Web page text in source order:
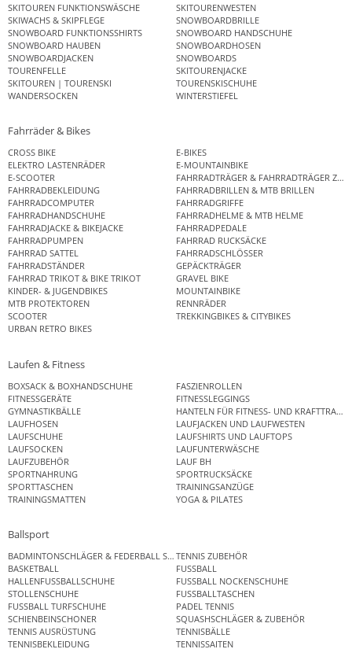
SKITOUREN FUNKTIONSWÄSCHE
SKITOURENWESTEN
SKIWACHS & SKIPFLEGE
SNOWBOARDBRILLE
SNOWBOARD FUNKTIONSSHIRTS
SNOWBOARD HANDSCHUHE
SNOWBOARD HAUBEN
SNOWBOARDHOSEN
SNOWBOARDJACKEN
SNOWBOARDS
TOURENFELLE
SKITOURENJACKE
SKITOUREN | TOURENSKI
TOURENSKISCHUHE
WANDERSOCKEN
WINTERSTIEFEL
Fahrräder & Bikes
CROSS BIKE
E-BIKES
ELEKTRO LASTENRÄDER
E-MOUNTAINBIKE
E-SCOOTER
FAHRRADTRÄGER & FAHRRADTRÄGER
FAHRRADBEKLEIDUNG
FAHRRADBRILLEN & MTB BRILLEN
FAHRRADCOMPUTER
FAHRRADGRIFFE
FAHRRADHANDSCHUHE
FAHRRADHELME & MTB HELME
FAHRRADJACKE & BIKEJACKE
FAHRRADPEDALE
FAHRRADPUMPEN
FAHRRAD RUCKSÄCKE
FAHRRAD SATTEL
FAHRRADSCHLÖSSER
FAHRRADSTÄNDER
GEPÄCKTRÄGER
FAHRRAD TRIKOT & BIKE TRIKOT
GRAVEL BIKE
KINDER- & JUGENDBIKES
MOUNTAINBIKE
MTB PROTEKTOREN
RENNRÄDER
SCOOTER
TREKKINGBIKES & CITYBIKES
URBAN RETRO BIKES
Laufen & Fitness
BOXSACK & BOXHANDSCHUHE
FASZIENROLLEN
FITNESSGERÄTE
FITNESSLEGGINGS
GYMNASTIKBÄLLE
HANTELN FÜR FITNESS- UND
LAUFHOSEN
LAUFJACKEN UND LAUFWESTEN
LAUFSCHUHE
LAUFSHIRTS UND LAUFTOPS
LAUFSOCKEN
LAUFUNTERWÄSCHE
LAUFZUBEHÖR
LAUF BH
SPORTNAHRUNG
SPORTRUCKSÄCKE
SPORTTASCHEN
TRAININGSANZÜGE
TRAININGSMATTEN
YOGA & PILATES
Ballsport
BADMINTONSCHLÄGER & FEDERBALL SETSTENNIS ZUBEHÖR
BASKETBALL
FUSSBALL
HALLENFUSSBALLSCHUHE
FUSSBALL NOCKENSCHUHE
STOLLENSCHUHE
FUSSBALLTASCHEN
FUSSBALL TURFSCHUHE
PADEL TENNIS
SCHIENBEINSCHONER
SQUASHSCHLÄGER & ZUBEHÖR
TENNIS AUSRÜSTUNG
TENNISBÄLLE
TENNISBEKLEIDUNG
TENNISSAITEN